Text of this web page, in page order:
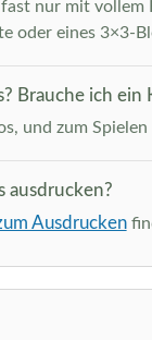
fast nur mit
oder eines 3×3-
Brauche ich ein
und zum
ausdrucken?
Ausdrucken